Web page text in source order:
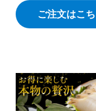
ご注文はこ